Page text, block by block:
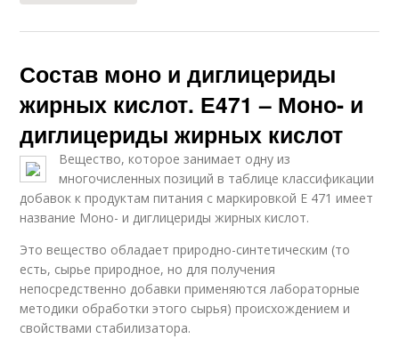
Состав моно и диглицериды
жирных кислот. Е471 – Моно- и
диглицериды жирных кислот
Вещество, которое занимает одну из
многочисленных позиций в таблице классификации
добавок к продуктам питания с маркировкой Е 471 имеет
название Моно- и диглицериды жирных кислот.
Это вещество обладает природно-синтетическим (то
есть, сырье природное, но для получения
непосредственно добавки применяются лабораторные
методики обработки этого сырья) происхождением и
свойствами стабилизатора.